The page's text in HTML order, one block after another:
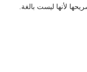
لأنها ليست بالغة.